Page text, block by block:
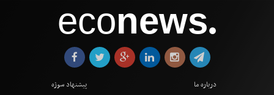
econews●
درباره ما
پیشنهاد سوژه